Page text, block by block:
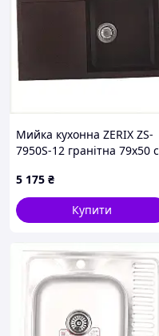
Мийка кухонна ZERIX ZS-
7950S-12 гранітна 79х50
5 175 ₴
Купити